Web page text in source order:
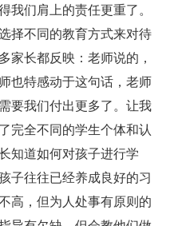
我们肩上的责任更重了。
择不同的教育方式来对待
家长都反映：老师说的，
也特感动于这句话，老师
要我们付出更多了。让我
完全不同的学生个体和认
知道如何对孩子进行学
子往往已经养成良好的习
高，但为人处事有原则的